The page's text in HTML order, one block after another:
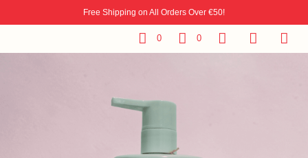
Free Shipping on All Orders Over €50!
0 0